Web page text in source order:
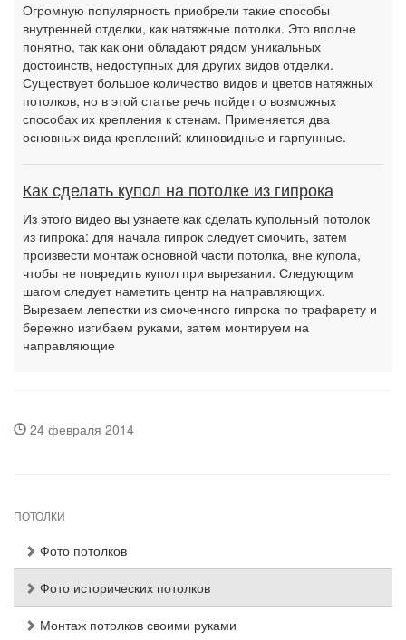
Огромную популярность приобрели такие способы
внутренней отделки, как натяжные потолки. Это вполне
понятно, так как они обладают рядом уникальных
достоинств, недоступных для других видов отделки.
Существует большое количество видов и цветов натяжных
потолков, но в этой статье речь пойдет о возможных
способах их крепления к стенам. Применяется два
основных вида креплений: клиновидные и гарпунные.
Как сделать купол на потолке из гипрока
Из этого видео вы узнаете как сделать купольный потолок
из гипрока: для начала гипрок следует смочить, затем
произвести монтаж основной части потолка, вне купола,
чтобы не повредить купол при вырезании. Следующим
шагом следует наметить центр на направляющих.
Вырезаем лепестки из смоченного гипрока по трафарету и
бережно изгибаем руками, затем монтируем на
направляющие
24 февраля 2014
ПОТОЛКИ
Фото потолков
Фото исторических потолков
Монтаж потолков своими руками